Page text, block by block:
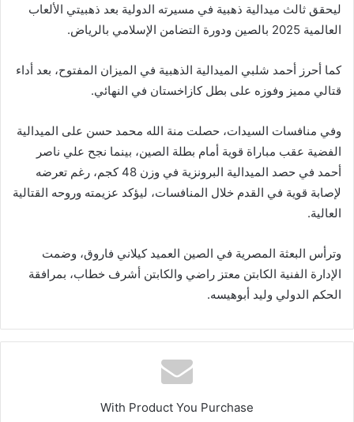
ليحقق ثالث ميدالية ذهبية في مسيرته الدولية بعد ذهبيتي الألعاب
العالمية 2025 بالصين ودورة التضامن الإسلامي بالرياض.
كما أحرز أحمد شلبي الميدالية الذهبية في الميزان المفتوح، بعد أداء
قتالي مميز وفوزه على بطل كازاخستان في النهائي.
وفي منافسات السيدات، حصلت منة الله محمد حسن على الميدالية
الفضية عقب مباراة قوية أمام بطلة الصين، بينما نجح علي ناصر
أحمد في حصد الميدالية البرونزية في وزن 48 كجم، رغم تعرضه
لإصابة قوية في القدم خلال المنافسات، ليؤكد عزيمته وروحه القتالية
العالية.
وترأس البعثة المصرية في الصين العميد كيلاني فاروق، وضمت
الإدارة الفنية الكابتن معتز راضي والكابتن أشرف خطاب، بمرافقة
الحكم الدولي وليد أبوهيسه.
With Product You Purchase